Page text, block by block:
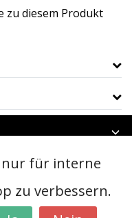
zu diesem Produkt
nur für interne
zu verbessern.